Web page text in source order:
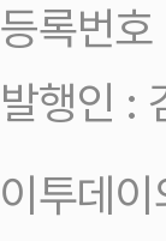
등록번
발행인 :
이투데